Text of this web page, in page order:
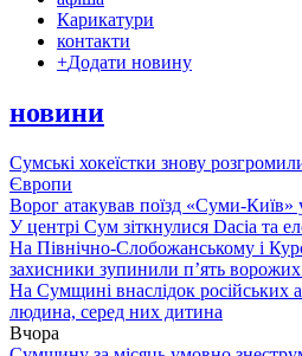
Карикатури
контакти
+Додати новину
новини
Сумські хокеїстки знову
Європи
Ворог атакував поїзд «Суми-Київ»
У центрі Сум зіткнулися Dacia та
На Північно-Слобожанському і
захисники зупинили п’ять
На Сумщині внаслідок російських
людина, серед них дитина
Вчора